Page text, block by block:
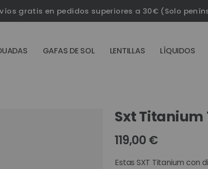
gratis en pedidos superiores a 30€ (Solo
GAFAS DE SOL LENTILLAS LÍQUIDOS
Sxt Titanium
119,00 €
Estas SXT Titanium con